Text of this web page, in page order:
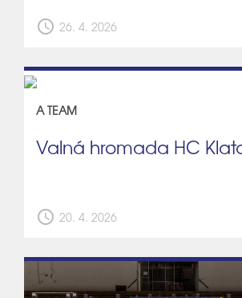
schedule 26. 4. 2026
A TEAM
Valná hromada HC
schedule 20. 4. 2026